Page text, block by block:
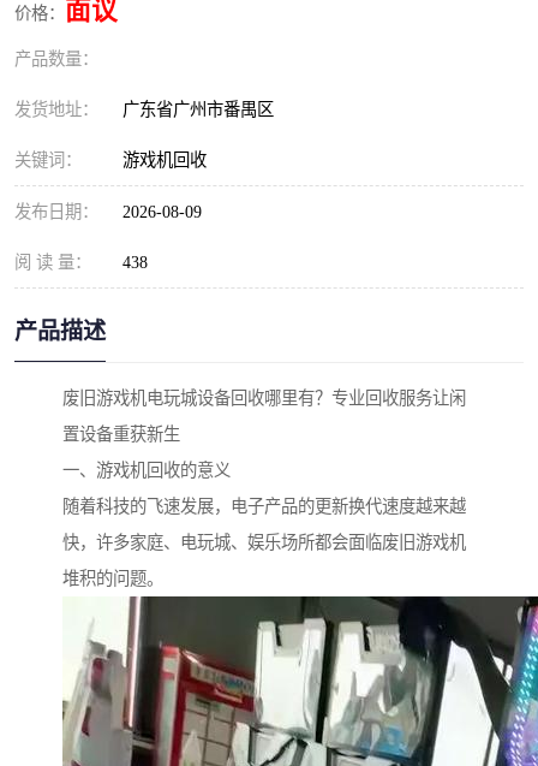
价格： 面议
产品数量：
发货地址： 广东省广州市番禺区
关键词： 游戏机回收
发布日期： 2026-08-09
阅 读 量： 438
产品描述
废旧游戏机电玩城设备回收哪里有？专业回收服务让闲
置设备重获新生
一、游戏机回收的意义
随着科技的飞速发展，电子产品的更新换代速度越来越
快，许多家庭、电玩城、娱乐场所都会面临废旧游戏机
堆积的问题。